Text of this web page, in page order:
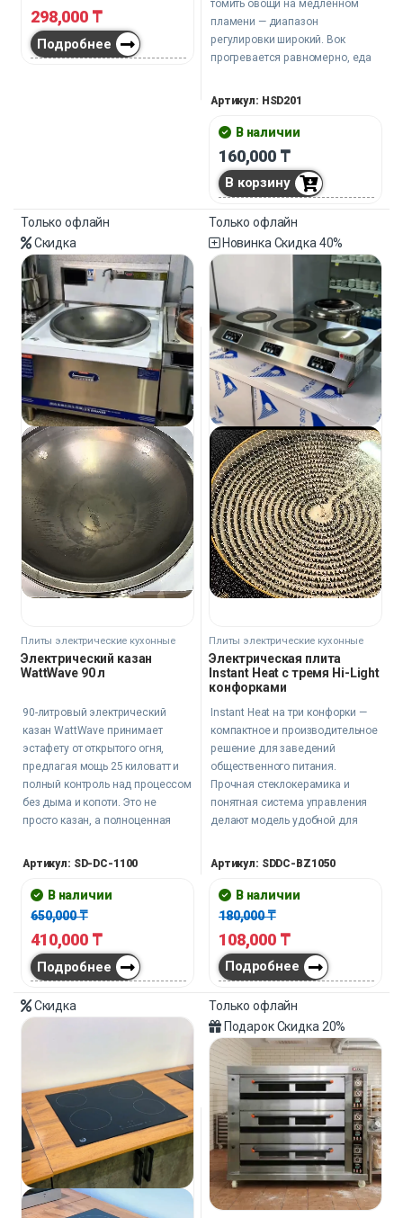
комплекте 3 противня.
298,000 ₸
Подробнее
томить овощи на медленном
пламени — диапазон
регулировки широкий. Вок
прогревается равномерно, еда
подготовка встроена,
подключается за минуту и
экономит время.
Артикул: HSD201
В наличии
160,000 ₸
В корзину
Только офлайн
Скидка
Плиты электрические кухонные
Электрический казан
WattWave 90 л
90-литровый электрический
казан WattWave принимает
эстафету от открытого огня,
предлагая мощь 25 киловатт и
полный контроль над процессом
без дыма и копоти. Это не
просто казан, а полноценная
кто кормит людей каждый день и
лишние телодвижения.
Артикул: SD-DC-1100
В наличии
650,000₸
410,000 ₸
Подробнее
Только офлайн
Новинка Скидка 40%
Плиты электрические кухонные
Электрическая плита
Instant Heat с тремя Hi-Light
конфорками
Instant Heat на три конфорки —
компактное и производительное
решение для заведений
общественного питания.
Прочная стеклокерамика и
понятная система управления
делают модель удобной для
Артикул: SDDC-BZ1050
В наличии
180,000₸
108,000 ₸
Подробнее
Скидка
Только офлайн
ПодарокСкидка 20%